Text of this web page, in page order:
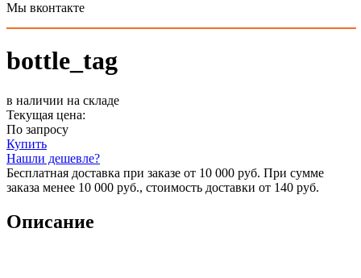
Мы вконтакте
bottle_tag
в наличии на складе
Текущая цена:
По запросу
Купить
Нашли дешевле?
Бесплатная доставка при заказе от 10 000 руб. При сумме
заказа менее 10 000 руб., стоимость доставки от 140 руб.
Описание